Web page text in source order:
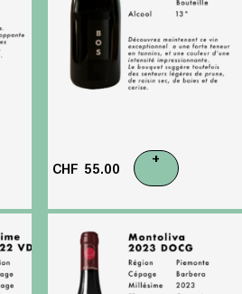
CHF 55.00
+